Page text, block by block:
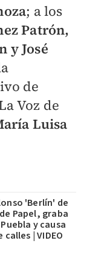
; a los
Patrón,
y José
de
Voz de
Luisa
'Berlín' de
Papel, graba
y causa
calles | VIDEO